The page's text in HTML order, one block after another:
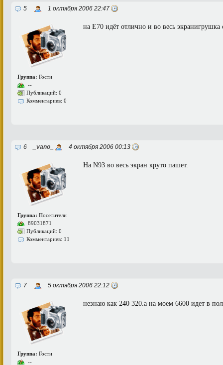
5 1 октября 2006 22:47
Группа: Гости
--
Публикаций: 0
Комментариев: 0
на E70 идёт отлично и во весь экранигрушка
6 _vano_ 4 октября 2006 00:13
Группа: Посетители
89031871
Публикаций: 0
Комментариев: 11
На N93 во весь экран круто пашет.
7 5 октября 2006 22:12
Группа: Гости
--
незнаю как 240 320.а на моем 6600 идет в